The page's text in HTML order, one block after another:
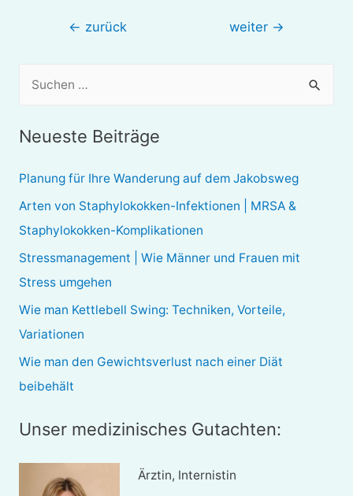
Beitragsnavigation
← zurück weiter →
e
n
n
Neueste Beiträge
Planung für Ihre Wanderung auf dem Jakobsweg
Arten von Staphylokokken-Infektionen | MRSA &
Staphylokokken-Komplikationen
Stressmanagement | Wie Männer und Frauen mit
Stress umgehen
Wie man Kettlebell Swing: Techniken, Vorteile,
Variationen
Wie man den Gewichtsverlust nach einer Diät
beibehält
Unser medizinisches Gutachten:
Ärztin, Internistin